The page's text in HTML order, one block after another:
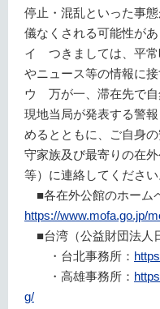
停止・混乱といった事
儀なくされる可能性があ
イ つきましては、平常
やニュース等の情報に
ウ 万が一、滞在先で自
現地当局が発表する警
めるとともに、ご自身
守家族及び最寄りの在
等）に連絡してください
■各在外公館のホーム
https://www.mofa.go.jp/
■台湾（公益財団法人
・台北事務所：
・高雄事務所：
g/